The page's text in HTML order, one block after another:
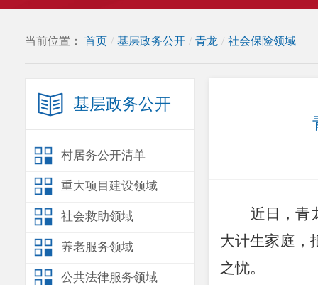
当前位置： 首页 / 基层政务公开 / 青龙 / 社会保险领域
基层政务公开
村居务公开清单
重大项目建设领域
社会救助领域
养老服务领域
公共法律服务领域
近日，青
大计生家庭 ，
之忧。